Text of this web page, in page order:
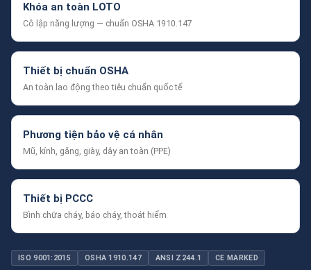
Khóa an toàn LOTO
Cô lập năng lượng — chuẩn OSHA 1910.147
Thiết bị chuẩn OSHA
An toàn lao động theo tiêu chuẩn quốc tế
Phương tiện bảo vệ cá nhân
Mũ, kính, găng, giày, dây an toàn (PPE)
Thiết bị PCCC
Bình chữa cháy, báo cháy, thoát hiểm
ISO 9001:2015 OSHA 1910.147 ANSI Z244.1 CE MARKED